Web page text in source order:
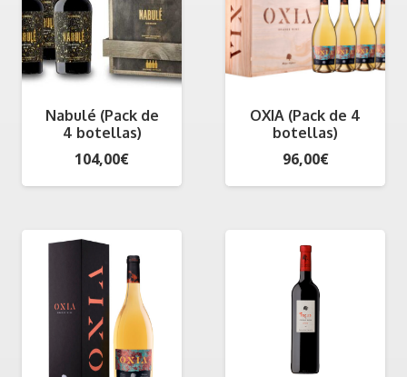
300,00€
Nabulé (Pack de
4 botellas)
104,00€
OXIA (Pack de 4
botellas)
96,00€